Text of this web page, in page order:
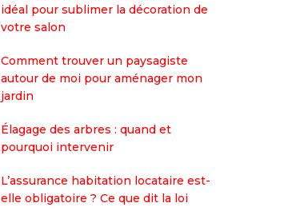
idéal pour sublimer la décoration de
votre salon
Comment trouver un paysagiste
autour de moi pour aménager mon
jardin
Élagage des arbres : quand et
pourquoi intervenir
L’assurance habitation locataire est-
elle obligatoire ? Ce que dit la loi